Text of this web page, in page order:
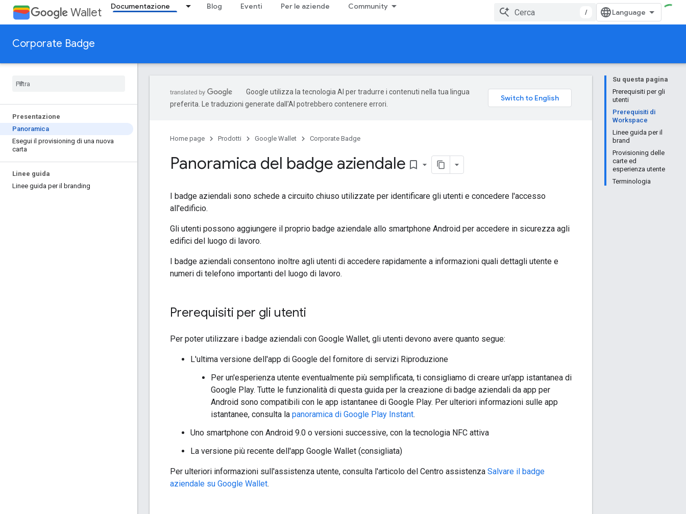
Wallet Documentazione Blog Eventi Per le aziende Community
/
Corporate Badge
Presentazione
Panoramica
Esegui il provisioning di una nuova
carta
Linee guida
Linee guida per il branding
Su questa pagina
Prerequisiti per gli
utenti
Prerequisiti di
Workspace
Linee guida per il
brand
Provisioning delle
carte ed
esperienza utente
Terminologia
Google utilizza la tecnologia AI per tradurre i contenuti nella tua lingua
preferita. Le traduzioni generate dall'AI potrebbero contenere errori.
Home page Prodotti Google Wallet Corporate Badge
Panoramica del badge aziendale bookmark_border
I badge aziendali sono schede a circuito chiuso utilizzate per identificare gli utenti e concedere l'accesso
all'edificio.
Gli utenti possono aggiungere il proprio badge aziendale allo smartphone Android per accedere in sicurezza agli
edifici del luogo di lavoro.
I badge aziendali consentono inoltre agli utenti di accedere rapidamente a informazioni quali dettagli utente e
numeri di telefono importanti del luogo di lavoro.
Prerequisiti per gli utenti
Per poter utilizzare i badge aziendali con Google Wallet, gli utenti devono avere quanto segue:
L'ultima versione dell'app di Google del fornitore di servizi Riproduzione
Per un'esperienza utente eventualmente più semplificata, ti consigliamo di creare un'app istantanea di
Google Play. Tutte le funzionalità di questa guida per la creazione di badge aziendali da app per
Android sono compatibili con le app istantanee di Google Play. Per ulteriori informazioni sulle app
istantanee, consulta la panoramica di Google Play Instant.
Uno smartphone con Android 9.0 o versioni successive, con la tecnologia NFC attiva
La versione più recente dell'app Google Wallet (consigliata)
Per ulteriori informazioni sull'assistenza utente, consulta l'articolo del Centro assistenza Salvare il badge
aziendale su Google Wallet.